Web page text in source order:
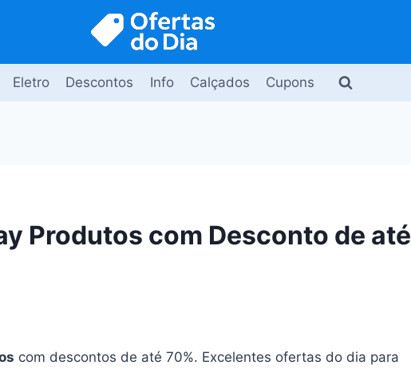
Eletro Descontos Info Calçados Cupons
Produtos com Desconto de até
com descontos de até 70%. Excelentes ofertas do dia para